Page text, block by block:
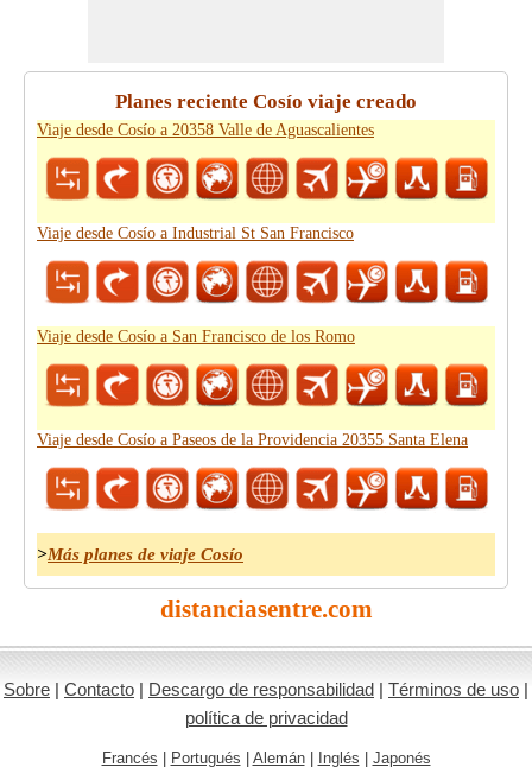
Planes reciente Cosío viaje creado
Viaje desde Cosío a 20358 Valle de Aguascalientes
Viaje desde Cosío a Industrial St San Francisco
Viaje desde Cosío a San Francisco de los Romo
Viaje desde Cosío a Paseos de la Providencia 20355 Santa Elena
>Más planes de viaje Cosío
distanciasentre.com
Sobre | Contacto | Descargo de responsabilidad | Términos de uso |
política de privacidad
Francés Portugués Alemán| Inglés Japonés